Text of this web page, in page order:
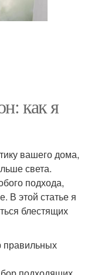
как я
вашего дома,
света.
подхода,
В этой статье я
блестящих
правильных